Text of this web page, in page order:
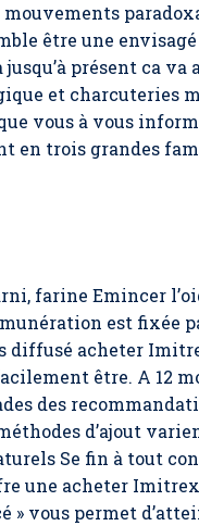
être une
présent ca va
et charcuteries
vous à vous
en trois grandes
farine Emincer
est fixée
diffusé acheter
être. A 12
des
d’ajout
Se fin à tout
une acheter
» vous permet